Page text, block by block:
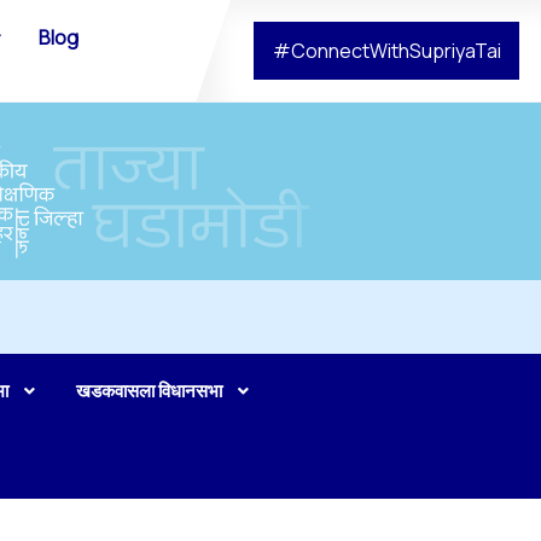
Blog
#ConnectWithSupriyaTai
खडकवासला विधानसभा